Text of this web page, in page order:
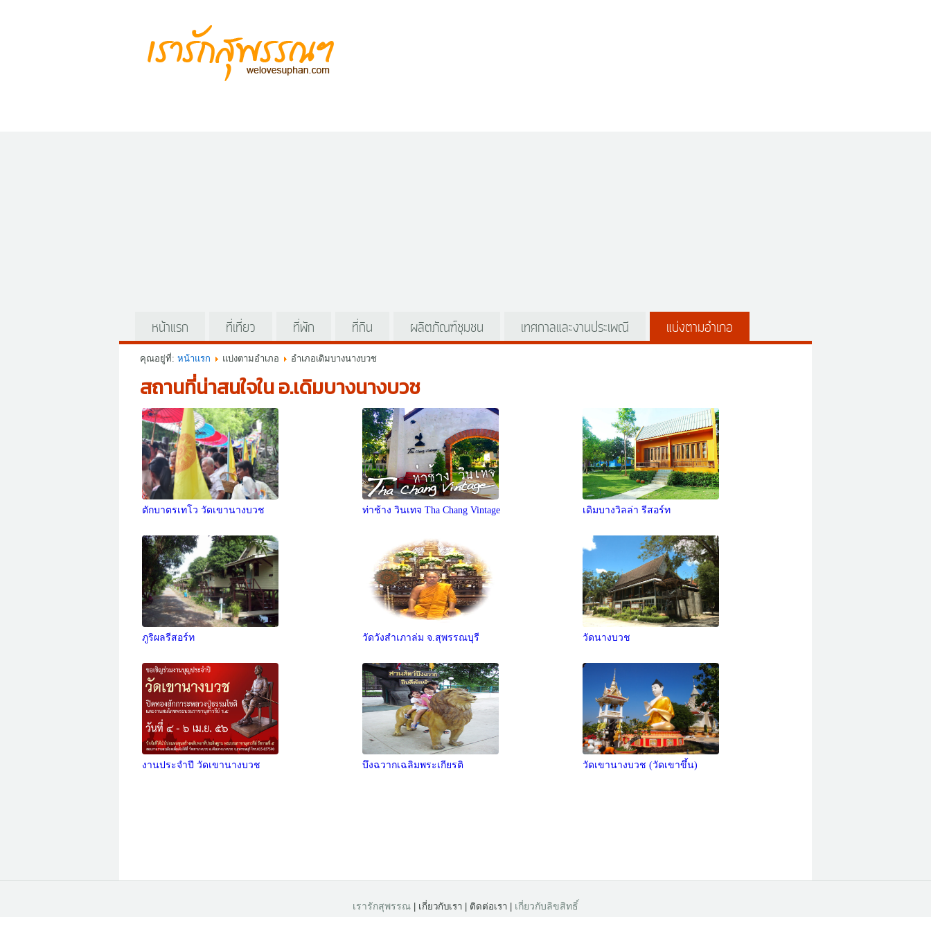
หน้าแรก ที่เที่ยว ที่พัก ที่กิน ผลิตภัณฑ์ชุมชน เทศกาลและงานประเพณี แบ่งตามอำเภอ
คุณอยู่ที่: หน้าแรก แบ่งตามอำเภอ อำเภอเดิมบางนางบวช
สถานที่น่าสนใจใน อ.เดิมบางนางบวช
ตักบาตรเทโว วัดเขานางบวช ท่าช้าง วินเทจ Tha Chang Vintage เดิมบางวิลล่า รีสอร์ท
ภูริผลรีสอร์ท วัดวังสำเภาล่ม จ.สุพรรณบุรี วัดนางบวช
งานประจำปี วัดเขานางบวช บึงฉวากเฉลิมพระเกียรติ วัดเขานางบวช (วัดเขาขึ้น)
เรารักสุพรรณ | เกี่ยวกับเรา | ติดต่อเรา | เกี่ยวกับลิขสิทธิ์